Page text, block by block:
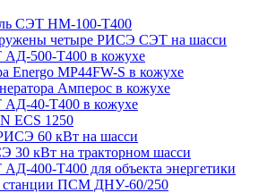
СЭТ НМ-100-Т400
четыре РИСЭ СЭТ на шасси
500-Т400 в кожухе
Energo MP44FW-S в кожухе
Амперос в кожухе
40-Т400 в кожухе
ECS 1250
60 кВт на шасси
30 кВт на тракторном шасси
400-Т400 для объекта энергетики
станции ПСМ ДНУ-60/250